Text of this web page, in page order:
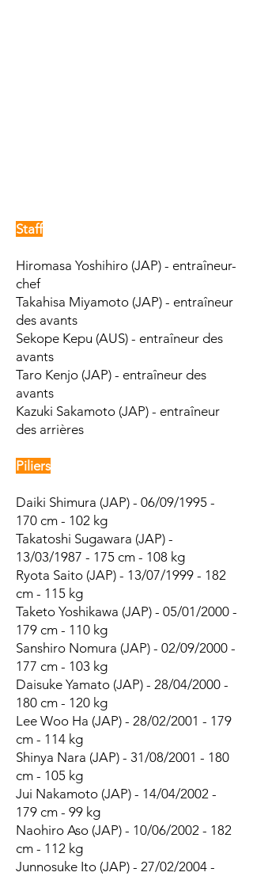
Staff
Hiromasa Yoshihiro (JAP) - entraîneur-
chef
Takahisa Miyamoto (JAP) - entraîneur
des avants
Sekope Kepu (AUS) - entraîneur des
avants
Taro Kenjo (JAP) - entraîneur des
avants
Kazuki Sakamoto (JAP) - entraîneur
des arrières
Piliers
Daiki Shimura (JAP) - 06/09/1995 -
170 cm - 102 kg
Takatoshi Sugawara (JAP) -
13/03/1987 - 175 cm - 108 kg
Ryota Saito (JAP) - 13/07/1999 - 182
cm - 115 kg
Taketo Yoshikawa (JAP) - 05/01/2000 -
179 cm - 110 kg
Sanshiro Nomura (JAP) - 02/09/2000 -
177 cm - 103 kg
Daisuke Yamato (JAP) - 28/04/2000 -
180 cm - 120 kg
Lee Woo Ha (JAP) - 28/02/2001 - 179
cm - 114 kg
Shinya Nara (JAP) - 31/08/2001 - 180
cm - 105 kg
Jui Nakamoto (JAP) - 14/04/2002 -
179 cm - 99 kg
Naohiro Aso (JAP) - 10/06/2002 - 182
cm - 112 kg
Junnosuke Ito (JAP) - 27/02/2004 -